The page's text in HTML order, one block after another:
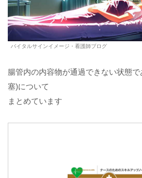
バイタルサインイメージ・看護師ブログ
腸管内の内容物が通過できない状態
塞)について
まとめています